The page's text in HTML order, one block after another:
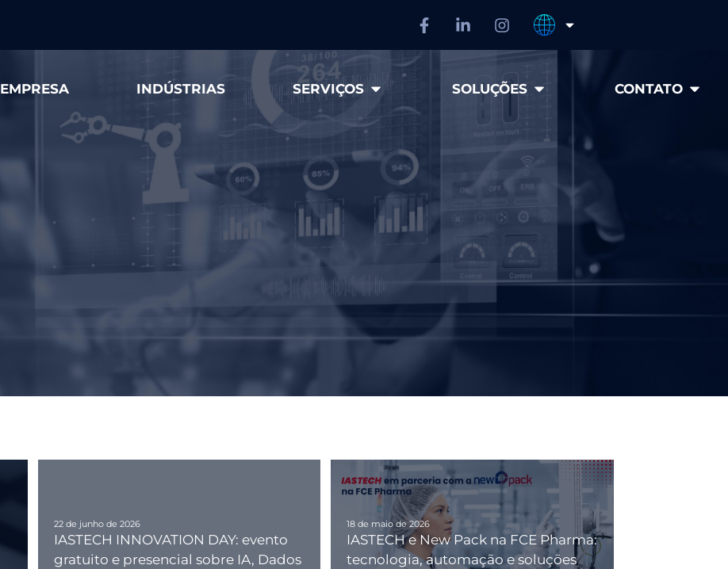
EMPRESA INDÚSTRIAS SERVIÇOS SOLUÇÕES CONTATO
22 de junho de 2026
IASTECH INNOVATION DAY: evento
gratuito e presencial sobre IA, Dados
18 de maio de 2026
IASTECH e New Pack na FCE Pharma:
tecnologia, automação e soluções